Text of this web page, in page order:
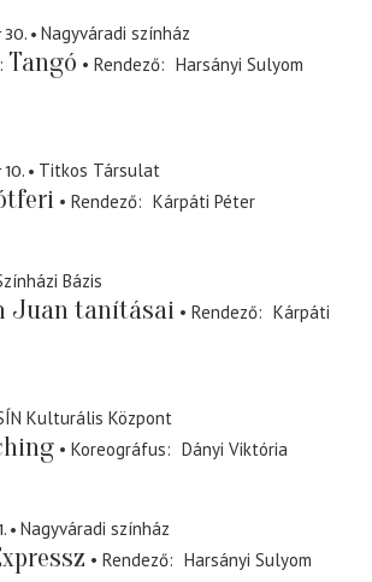
Nagyváradi színház
Tangó Rendező
Harsányi Sulyom
Titkos Társulat
Rendező
Kárpáti Péter
Bázis
Juan tanításai Rendező
Kárpáti
Kulturális Központ
Koreográfus
Dányi Viktória
Nagyváradi színház
Rendező
Harsányi Sulyom